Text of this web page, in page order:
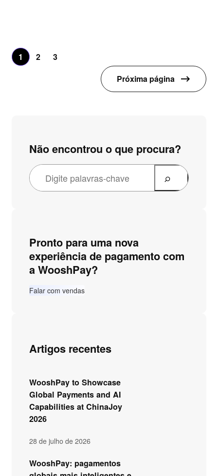
1 2
3
Próxima página
Não encontrou o que procura?
P
e
i
s
a
Pronto para uma nova
experiência de pagamento com
a WooshPay?
Falar com vendas
Artigos recentes
WooshPay to Showcase
Global Payments and AI
Capabilities at ChinaJoy
2026
28 de julho de 2026
WooshPay: pagamentos